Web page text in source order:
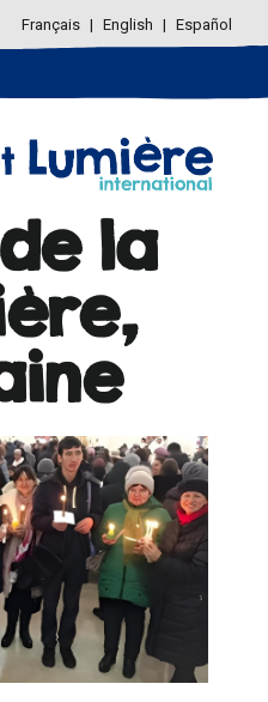
Français English Español
la